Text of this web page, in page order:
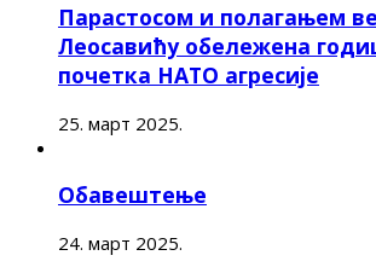
Парастосом и полагањем
Леосавићу обележена
почетка НАТО агресије
25. март 2025.
Обавештење
24. март 2025.